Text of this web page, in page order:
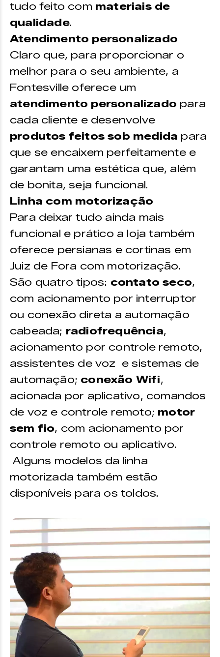
tudo feito com materiais de
qualidade.
Atendimento personalizado
Claro que, para proporcionar o
melhor para o seu ambiente, a
Fontesville oferece um
atendimento personalizado para
cada cliente e desenvolve
produtos feitos sob medida para
que se encaixem perfeitamente e
garantam uma estética que, além
de bonita, seja funcional.
Linha com motorização
Para deixar tudo ainda mais
funcional e prático a loja também
oferece persianas e cortinas em
Juiz de Fora com motorização.
São quatro tipos: contato seco,
com acionamento por interruptor
ou conexão direta a automação
cabeada; radiofrequência,
acionamento por controle remoto,
assistentes de voz e sistemas de
automação; conexão Wifi,
acionada por aplicativo, comandos
de voz e controle remoto; motor
sem fio, com acionamento por
controle remoto ou aplicativo.
Alguns modelos da linha
motorizada também estão
disponíveis para os toldos.